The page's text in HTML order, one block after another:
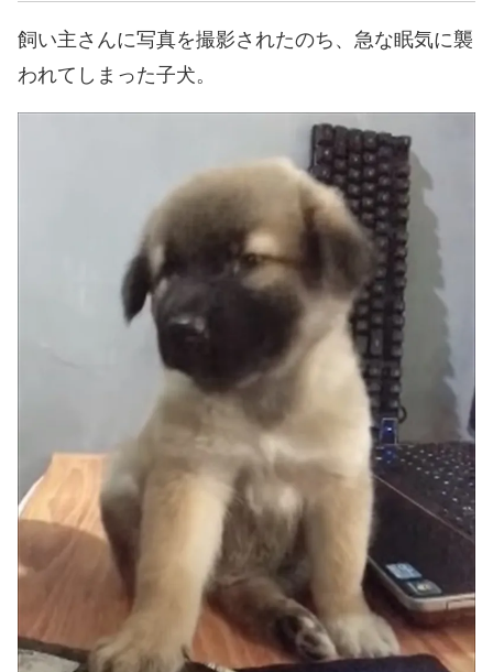
飼い主さんに写真を撮影されたのち、急な眠気に襲
われてしまった子犬。